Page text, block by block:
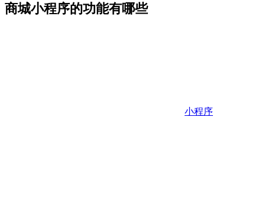
商城小程序的功能有哪些
小程序